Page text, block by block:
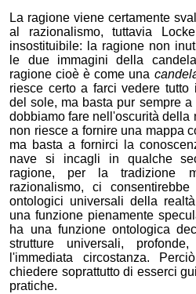
La ragione viene certamente
al razionalismo, tuttavia
insostituibile: la ragione non
le due immagini della
ragione cioè è come una
riesce certo a farci vedere
del sole, ma basta pur sempre
dobbiamo fare nell'oscurità della
non riesce a fornire una mappa
ma basta a fornirci la
nave si incagli in qualche
ragione, per la tradizione
razionalismo, ci
ontologici universali della
una funzione pienamente
ha una funzione ontologica
strutture universali,
l'immediata circostanza.
chiedere soprattutto di esserci
pratiche.